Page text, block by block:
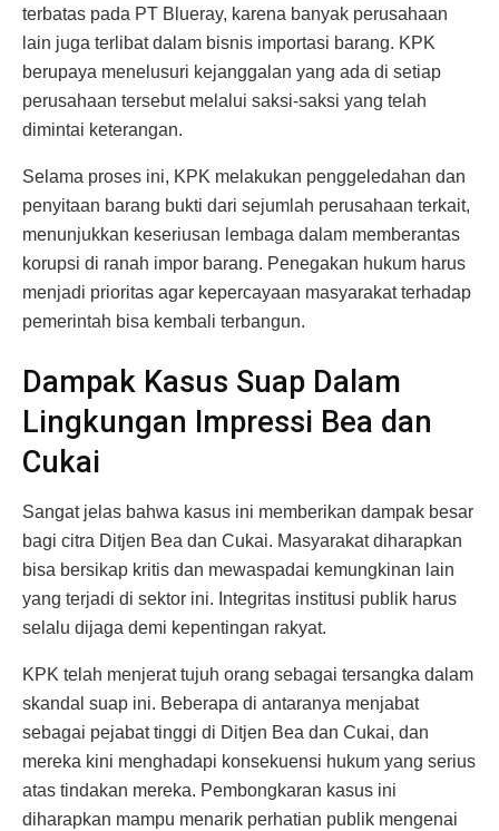
terbatas pada PT Blueray, karena banyak perusahaan
lain juga terlibat dalam bisnis importasi barang. KPK
berupaya menelusuri kejanggalan yang ada di setiap
perusahaan tersebut melalui saksi-saksi yang telah
dimintai keterangan.
Selama proses ini, KPK melakukan penggeledahan dan
penyitaan barang bukti dari sejumlah perusahaan terkait,
menunjukkan keseriusan lembaga dalam memberantas
korupsi di ranah impor barang. Penegakan hukum harus
menjadi prioritas agar kepercayaan masyarakat terhadap
pemerintah bisa kembali terbangun.
Dampak Kasus Suap Dalam
Lingkungan Impressi Bea dan
Cukai
Sangat jelas bahwa kasus ini memberikan dampak besar
bagi citra Ditjen Bea dan Cukai. Masyarakat diharapkan
bisa bersikap kritis dan mewaspadai kemungkinan lain
yang terjadi di sektor ini. Integritas institusi publik harus
selalu dijaga demi kepentingan rakyat.
KPK telah menjerat tujuh orang sebagai tersangka dalam
skandal suap ini. Beberapa di antaranya menjabat
sebagai pejabat tinggi di Ditjen Bea dan Cukai, dan
mereka kini menghadapi konsekuensi hukum yang serius
atas tindakan mereka. Pembongkaran kasus ini
diharapkan mampu menarik perhatian publik mengenai